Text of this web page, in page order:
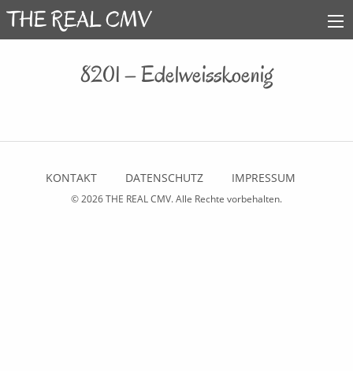
8201 – Edelweisskoenig
KONTAKT DATENSCHUTZ IMPRESSUM
© 2026THE REAL CMV. Alle Rechte vorbehalten.